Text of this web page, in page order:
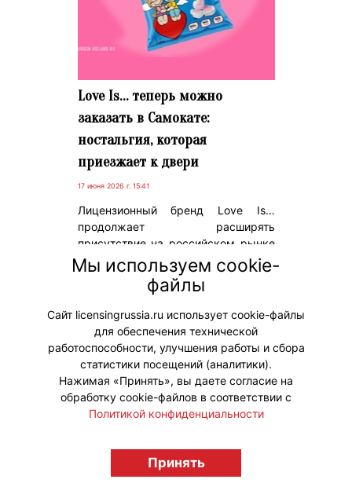
Love Is… теперь можно
заказать в Самокате:
ностальгия, которая
приезжает к двери
17 июня 2026 г. 15:41
Лицензионный бренд Love Is…
продолжает расширять
присутствие на российском рынке
продуктов питания. Маршмеллоу
«Зефирюшки» в форме сердечек
теперь доступны в сервисе
доставки Самокат.
#ПродвижениеБренда #Коллаборации
licensingrussia.ru, 2009-2026 12+
Мы используем cookie-
файлы
Сайт licensingrussia.ru использует cookie-файлы
для обеспечения технической
работоспособности, улучшения работы и сбора
статистики посещений (аналитики).
Нажимая «Принять», вы даете согласие на
обработку cookie-файлов в соответствии с
Политикой конфиденциальности
Принять